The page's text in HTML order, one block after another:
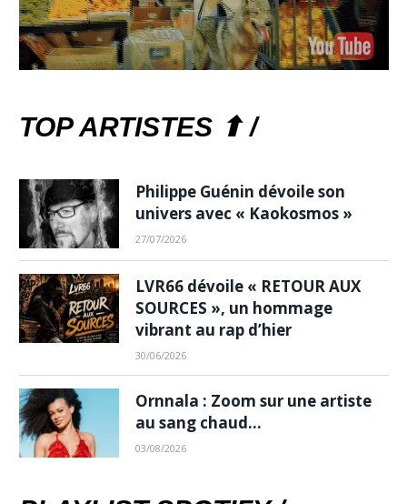
TOP ARTISTES ⬆ /
Philippe Guénin dévoile son
univers avec « Kaokosmos »
27/07/2026
LVR66 dévoile « RETOUR AUX
SOURCES », un hommage
vibrant au rap d’hier
30/06/2026
Ornnala : Zoom sur une artiste
au sang chaud…
03/08/2026